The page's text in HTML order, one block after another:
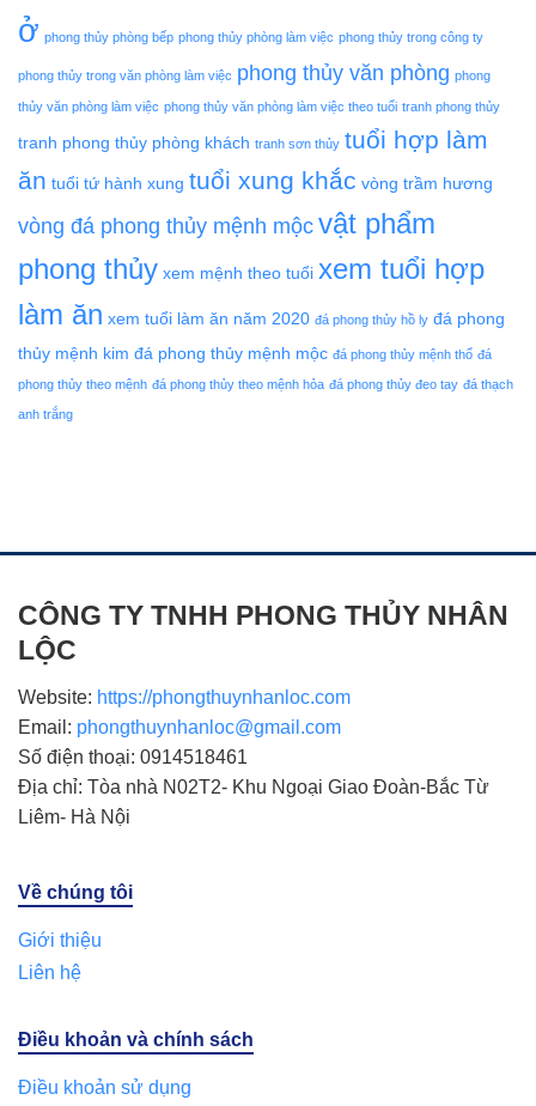
ở phong thủy phòng bếp phong thủy phòng làm việc phong thủy trong công ty
phong thủy trong văn phòng làm việc phong thủy văn phòng phong
thủy văn phòng làm việc phong thủy văn phòng làm việc theo tuổi tranh phong thủy
tranh phong thủy phòng khách tranh sơn thủy tuổi hợp làm
ăn tuổi tứ hành xung tuổi xung khắc vòng trầm hương
vòng đá phong thủy mệnh mộc vật phẩm
phong thủy xem mệnh theo tuổi xem tuổi hợp
làm ăn xem tuổi làm ăn năm 2020 đá phong thủy hồ ly đá phong
thủy mệnh kim đá phong thủy mệnh mộc đá phong thủy mệnh thổ đá
phong thủy theo mệnh đá phong thủy theo mệnh hỏa đá phong thủy đeo tay đá thạch
anh trắng
CÔNG TY TNHH PHONG THỦY NHÂN
LỘC
Website: https://phongthuynhanloc.com
Email: phongthuynhanloc@gmail.com
Số điện thoại: 0914518461
Địa chỉ: Tòa nhà N02T2- Khu Ngoại Giao Đoàn-Bắc Từ
Liêm- Hà Nội
Về chúng tôi
Giới thiệu
Liên hệ
Điều khoản và chính sách
Điều khoản sử dụng